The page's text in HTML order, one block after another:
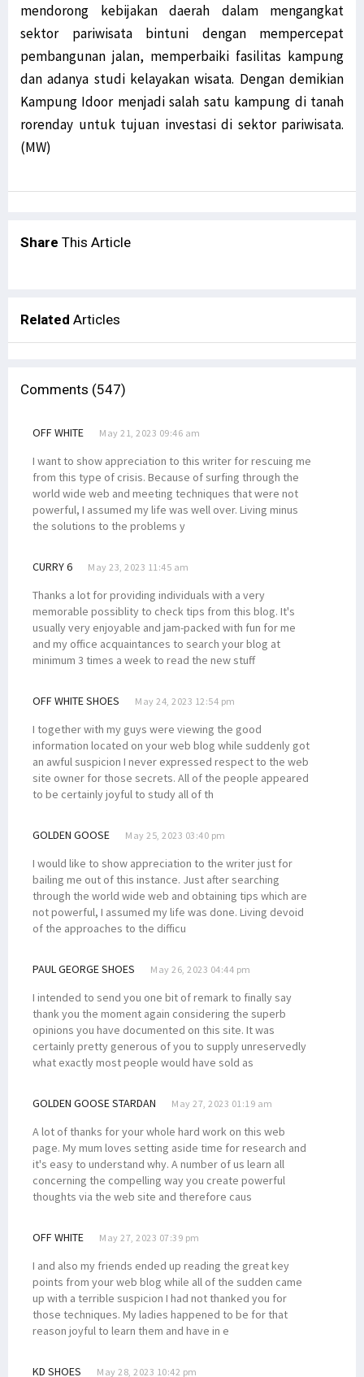
mendorong kebijakan daerah dalam mengangkat
sektor pariwisata bintuni dengan mempercepat
pembangunan jalan, memperbaiki fasilitas kampung
dan adanya studi kelayakan wisata. Dengan demikian
Kampung Idoor menjadi salah satu kampung di tanah
rorenday untuk tujuan investasi di sektor pariwisata.
(MW)
Share This Article
Related Articles
Comments (547)
OFF WHITE May 21, 2023 09:46 am
I want to show appreciation to this writer for rescuing me
from this type of crisis. Because of surfing through the
world wide web and meeting techniques that were not
powerful, I assumed my life was well over. Living minus
the solutions to the problems y
CURRY 6 May 23, 2023 11:45 am
Thanks a lot for providing individuals with a very
memorable possiblity to check tips from this blog. It's
usually very enjoyable and jam-packed with fun for me
and my office acquaintances to search your blog at
minimum 3 times a week to read the new stuff
OFF WHITE SHOES May 24, 2023 12:54 pm
I together with my guys were viewing the good
information located on your web blog while suddenly got
an awful suspicion I never expressed respect to the web
site owner for those secrets. All of the people appeared
to be certainly joyful to study all of th
GOLDEN GOOSE May 25, 2023 03:40 pm
I would like to show appreciation to the writer just for
bailing me out of this instance. Just after searching
through the world wide web and obtaining tips which are
not powerful, I assumed my life was done. Living devoid
of the approaches to the difficu
PAUL GEORGE SHOES May 26, 2023 04:44 pm
I intended to send you one bit of remark to finally say
thank you the moment again considering the superb
opinions you have documented on this site. It was
certainly pretty generous of you to supply unreservedly
what exactly most people would have sold as
GOLDEN GOOSE STARDAN May 27, 2023 01:19 am
A lot of thanks for your whole hard work on this web
page. My mum loves setting aside time for research and
it's easy to understand why. A number of us learn all
concerning the compelling way you create powerful
thoughts via the web site and therefore caus
OFF WHITE May 27, 2023 07:39 pm
I and also my friends ended up reading the great key
points from your web blog while all of the sudden came
up with a terrible suspicion I had not thanked you for
those techniques. My ladies happened to be for that
reason joyful to learn them and have in e
KD SHOES May 28, 2023 10:42 pm